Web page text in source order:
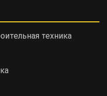
техника